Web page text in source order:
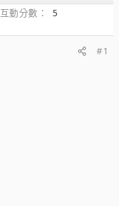
互動分數
5
#1